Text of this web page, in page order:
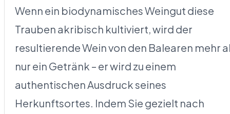
Wenn ein biodynamisches Weingut diese
Trauben akribisch kultiviert, wird der
resultierende Wein von den Balearen mehr
nur ein Getränk – er wird zu einem
authentischen Ausdruck seines
Herkunftsortes. Indem Sie gezielt nach